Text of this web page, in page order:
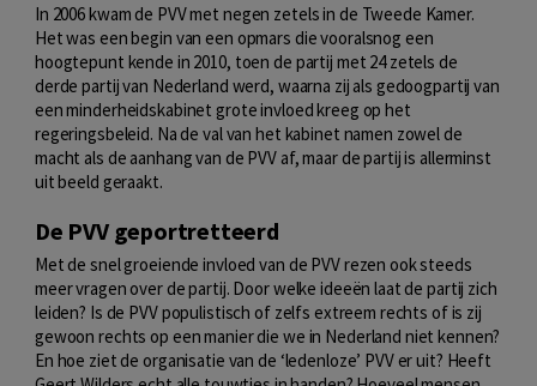
In 2006 kwam de PVV met negen zetels in de Tweede Kamer.
Het was een begin van een opmars die vooralsnog een
hoogtepunt kende in 2010, toen de partij met 24 zetels de
derde partij van Nederland werd, waarna zij als gedoogpartij van
een minderheidskabinet grote invloed kreeg op het
regeringsbeleid. Na de val van het kabinet namen zowel de
macht als de aanhang van de PVV af, maar de partij is allerminst
uit beeld geraakt.
De PVV geportretteerd
Met de snel groeiende invloed van de PVV rezen ook steeds
meer vragen over de partij. Door welke ideeën laat de partij zich
leiden? Is de PVV populistisch of zelfs extreem rechts of is zij
gewoon rechts op een manier die we in Nederland niet kennen?
En hoe ziet de organisatie van de ‘ledenloze’ PVV er uit? Heeft